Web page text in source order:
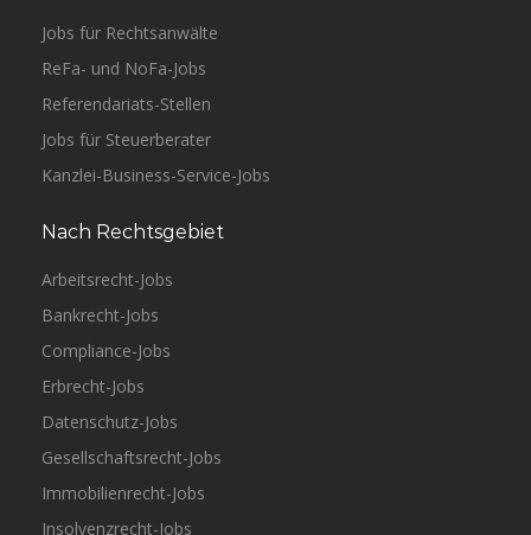
Jobs für Rechtsanwälte
ReFa- und NoFa-Jobs
Referendariats-Stellen
Jobs für Steuerberater
Kanzlei-Business-Service-Jobs
Nach Rechtsgebiet
Arbeitsrecht-Jobs
Bankrecht-Jobs
Compliance-Jobs
Erbrecht-Jobs
Datenschutz-Jobs
Gesellschaftsrecht-Jobs
Immobilienrecht-Jobs
Insolvenzrecht-Jobs